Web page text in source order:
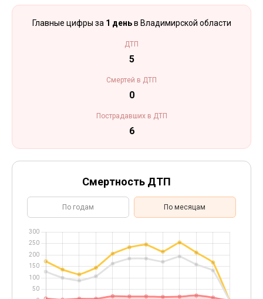
Главные цифры за 1 деньв Владимирской области
ДТП
5
Смертей в ДТП
0
Пострадавших в ДТП
6
Смертность ДТП
По годам По месяцам